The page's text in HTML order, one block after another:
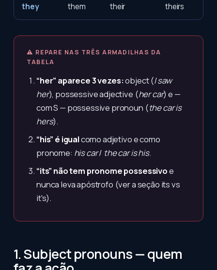
they them their theirs
⚠ REPARE NAS TRÊS ARMADILHAS DA
TABELA
“her” aparece 3 vezes:object (I saw
her), possessive adjective (her car) e —
com S — possessive pronoun (the car is
hers).
“his” é igualcomo adjetivo e como
pronome: his car/ the car is his.
“its” não tem pronome possessivoe
nunca leva apóstrofo (ver a seção its vs
it's).
1. Subject pronouns — quem